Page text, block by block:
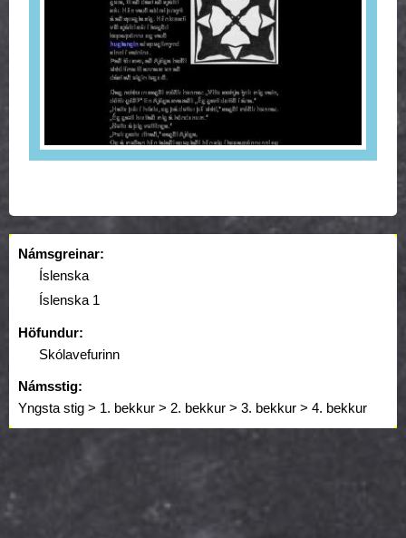
Námsgreinar:
Íslenska
Íslenska 1
Höfundur:
Skólavefurinn
Námsstig:
Yngsta stig > 1. bekkur > 2. bekkur > 3. bekkur > 4. bekkur